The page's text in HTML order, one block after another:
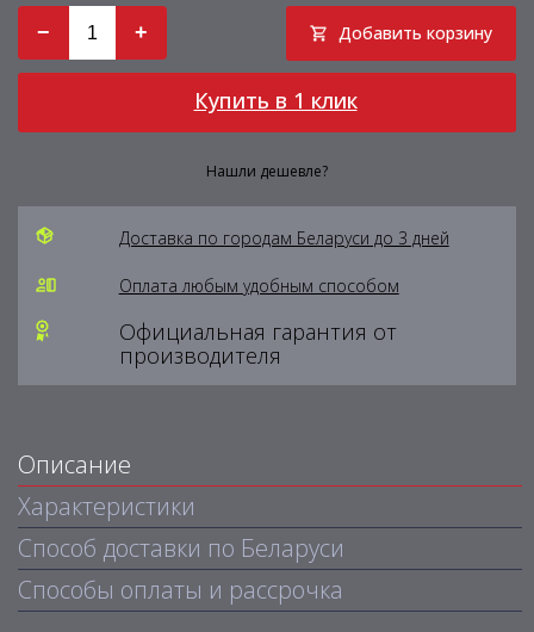
− + Добавить корзину
Купить в 1 клик
Нашли дешевле?
Доставка по городам Беларуси до 3 дней
Оплата любым удобным способом
Официальная гарантия от
производителя
Описание
Характеристики
Способ доставки по Беларуси
Способы оплаты и рассрочка